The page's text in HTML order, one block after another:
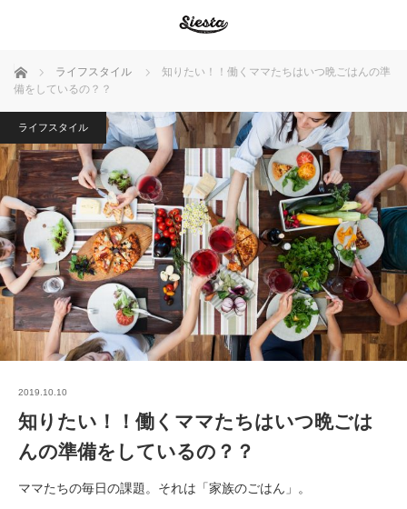
ホーム ライフスタイル
知りたい！！働くママたちはいつ晩ごはんの準
備をしているの？？
ライフスタイル
2019.10.10
知りたい！！働くママたちはいつ晩ごは
んの準備をしているの？？
ママたちの毎日の課題。それは「家族のごはん」。